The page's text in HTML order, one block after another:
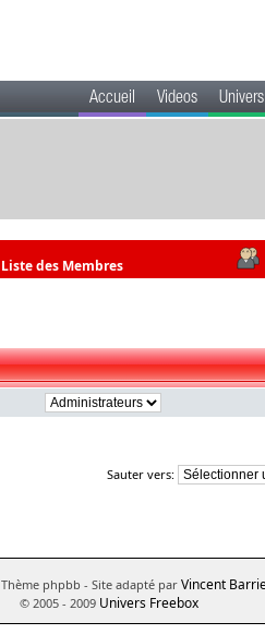
Accueil Videos
Liste des Membres
Sauter vers:
Thème phpbb - Site adapté par Vincent
© 2005 - 2009 Univers Freebox